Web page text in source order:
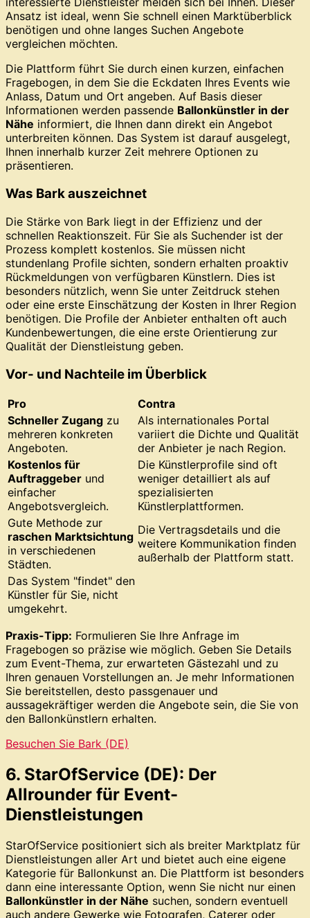
Ansatz ist ideal, wenn Sie schnell einen Marktüberblick
benötigen und ohne langes Suchen Angebote
vergleichen möchten.
Die Plattform führt Sie durch einen kurzen, einfachen
Fragebogen, in dem Sie die Eckdaten Ihres Events wie
Anlass, Datum und Ort angeben. Auf Basis dieser
Informationen werden passende Ballonkünstler in der
Nähe informiert, die Ihnen dann direkt ein Angebot
unterbreiten können. Das System ist darauf ausgelegt,
Ihnen innerhalb kurzer Zeit mehrere Optionen zu
präsentieren.
Was Bark auszeichnet
Die Stärke von Bark liegt in der Effizienz und der
schnellen Reaktionszeit. Für Sie als Suchender ist der
Prozess komplett kostenlos. Sie müssen nicht
stundenlang Profile sichten, sondern erhalten proaktiv
Rückmeldungen von verfügbaren Künstlern. Dies ist
besonders nützlich, wenn Sie unter Zeitdruck stehen
oder eine erste Einschätzung der Kosten in Ihrer Region
benötigen. Die Profile der Anbieter enthalten oft auch
Kundenbewertungen, die eine erste Orientierung zur
Qualität der Dienstleistung geben.
Vor- und Nachteile im Überblick
Pro
Contra
Schneller Zugang zu
mehreren konkreten
Angeboten.
Als internationales Portal
variiert die Dichte und Qualität
der Anbieter je nach Region.
Kostenlos für
Auftraggeber und
einfacher
Angebotsvergleich.
Die Künstlerprofile sind oft
weniger detailliert als auf
spezialisierten
Künstlerplattformen.
Gute Methode zur
raschen Marktsichtung
in verschiedenen
Städten.
Die Vertragsdetails und die
weitere Kommunikation finden
außerhalb der Plattform statt.
Das System "findet" den
Künstler für Sie, nicht
umgekehrt.
Praxis-Tipp: Formulieren Sie Ihre Anfrage im
Fragebogen so präzise wie möglich. Geben Sie Details
zum Event-Thema, zur erwarteten Gästezahl und zu
Ihren genauen Vorstellungen an. Je mehr Informationen
Sie bereitstellen, desto passgenauer und
aussagekräftiger werden die Angebote sein, die Sie von
den Ballonkünstlern erhalten.
Besuchen Sie Bark (DE)
6. StarOfService (DE): Der
Allrounder für Event-
Dienstleistungen
StarOfService positioniert sich als breiter Marktplatz für
Dienstleistungen aller Art und bietet auch eine eigene
Kategorie für Ballonkunst an. Die Plattform ist besonders
dann eine interessante Option, wenn Sie nicht nur einen
Ballonkünstler in der Nähe suchen, sondern eventuell
auch andere Gewerke wie Fotografen, Caterer oder